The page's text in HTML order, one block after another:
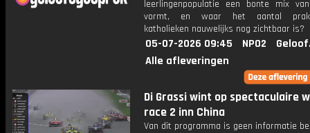
leerlingenpopulatie een bonte mix
vormt, en waar het aantal
katholieken nauwelijks nog zichtbaar is?
05-07-2026 09:45 NPO2
Alle afleveringen
Di Grassi wint op spectaculaire
race 2 inn China
Van dit programma is geen informatie